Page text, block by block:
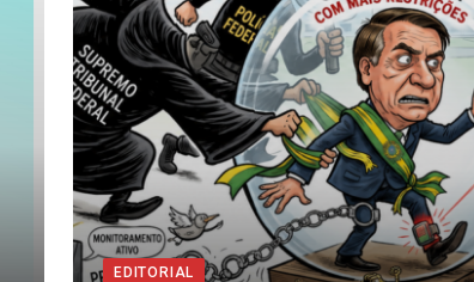
EDITORIAL